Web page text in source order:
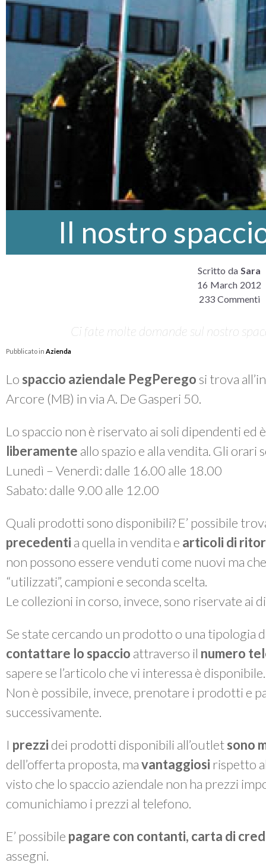
Il nostro
Scritto da Sara
16 March 2012
233 Commenti
Ci fate molte domande sul nostro
Pubblicato in Azienda
Lo spaccio aziendale PegPerego si trova
Arcore (MB) in via A. De Gasperi 50.
Lo spaccio non è riservato ai soli dipendenti ed
liberamente allo spazio e alla vendita. Gli orari
Lunedì – Venerdì: dalle 16.00 alle 18.00
Sabato: dalle 9.00 alle 12.00
Quali prodotti sono disponibili? E’ possibile
precedenti a quella in vendita e articoli di
non possono essere venduti come nuovi ma
“utilizzati”, campioni e seconda scelta.
Le collezioni in corso, invece, sono riservate ai
Se state cercando un prodotto o una tipologia
contattare lo spaccio attraverso il numero
sapere se l’articolo che vi interessa è disponibile.
Non è possibile, invece, prenotare i prodotti e
successivamente.
I prezzi dei prodotti disponibili all’outletsono
dell’offerta proposta, mavantaggiosi rispetto
visto che lo spaccio aziendale non ha prezzi
comunichiamo i prezzi al telefono.
E’ possibile pagare con contanti, carta di
assegni.